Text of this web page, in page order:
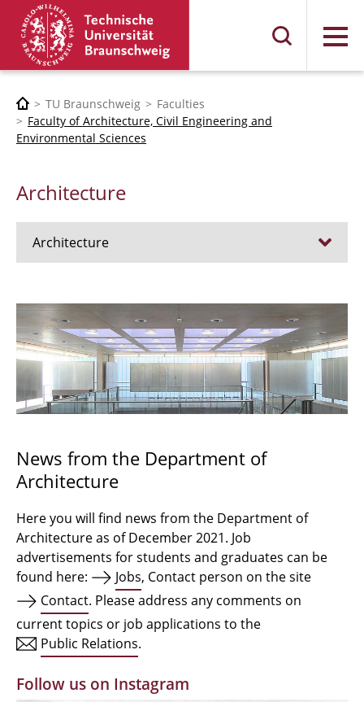
Menu
TU Braunschweig
Faculties
Faculty of Architecture, Civil Engineering and
Environmental Sciences
Architecture
Architecture
Admission procedure 2024
Bachelor Architecture
Bachelor Architecture+
Qualification profile
Semester Programme
Internationales
Facilities
News from the Department of
Architecture
Here you will find news from the Department of
Architecture as of December 2021. Job
advertisements for students and graduates can be
found here:
Jobs, Contact person on the site
Contact. Please address any comments on
current topics or job applications to the
Public Relations.
Follow us on Instagram